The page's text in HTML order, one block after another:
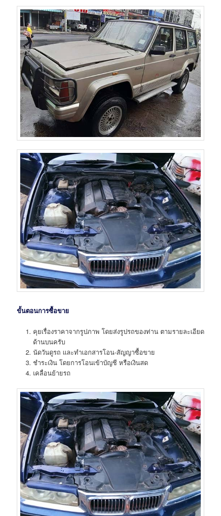
ขั้นตอนการซื้อขาย
คุยเรื่องราคาจากรูปภาพ โดยส่งรูปรถของท่าน ตามรายละเอียด
ด้านบนครับ
นัดวันดูรถ และทำเอกสารโอน-สัญญาซื้อขาย
ชำระเงิน โดยการโอนเข้าบัญชี หรือเงินสด
เคลื่อนย้ายรถ